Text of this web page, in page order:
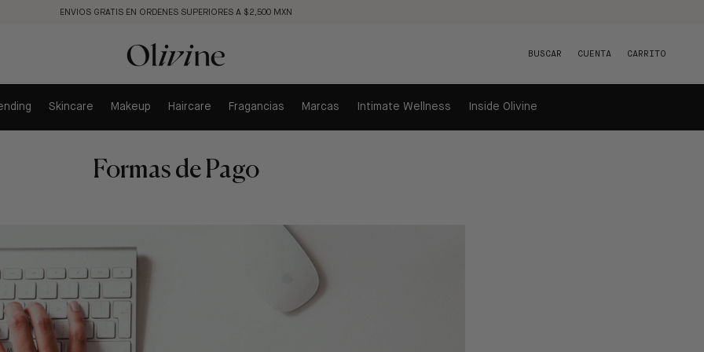
ENVIOS GRATIS EN ORDENES SUPERIORES A $2,500 MXN
BUSCAR CUENTA CARRITO
Skincare Makeup Haircare Fragancias Marcas Intimate Wellness Inside Olivine
Formas de Pago